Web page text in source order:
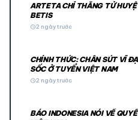
ARTETA CHỈ THẲNG TỬ
BETIS
schedule2 ngày trước
CHÍNH THỨC: CHÂN SÚT VĨ
SỐC Ở TUYỂN VIỆT NAM
schedule2 ngày trước
BÁO INDONESIA NÓI VỀ